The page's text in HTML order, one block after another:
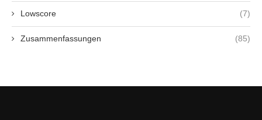
Lowscore (7)
Zusammenfassungen (85)